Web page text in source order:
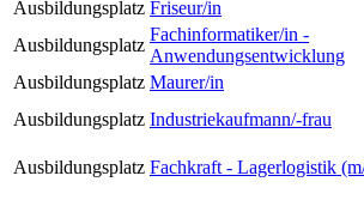
Ausbildungsplatz Friseur/in
Ausbildungsplatz
Fachinformatiker/in -
Anwendungsentwicklung
Ausbildungsplatz Maurer/in
Ausbildungsplatz Industriekaufmann/-frau
Ausbildungsplatz Fachkraft - Lagerlogistik